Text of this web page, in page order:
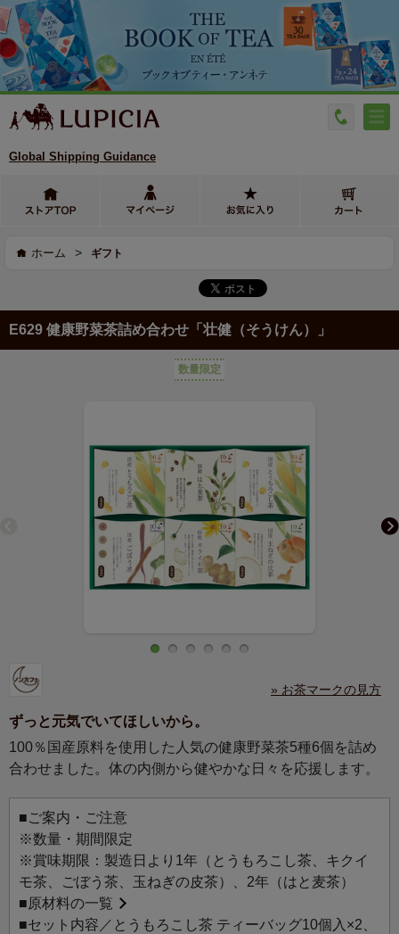
Global Shipping Guidance
ホーム > ギフト
E629 健康野菜茶詰め合わせ「壮健（そうけん）」
数量限定
» お茶マークの見方
ずっと元気でいてほしいから。
100％国産原料を使用した人気の健康野菜茶5種6個を詰め
合わせました。体の内側から健やかな日々を応援します。
■ご案内・ご注意
※数量・期間限定
※賞味期限：製造日より1年（とうもろこし茶、キクイ
モ茶、ごぼう茶、玉ねぎの皮茶）、2年（はと麦茶）
■原材料の一覧
■セット内容／とうもろこし茶 ティーバッグ10個入×2、